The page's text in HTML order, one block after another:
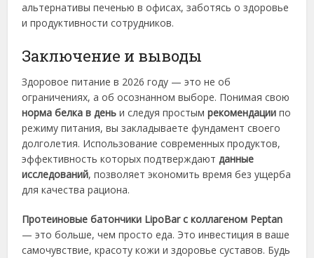
альтернативы печенью в офисах, заботясь о здоровье
и продуктивности сотрудников.
Заключение и выводы
Здоровое питание в 2026 году — это не об
ограничениях, а об осознанном выборе. Понимая свою
норма белка в день и следуя простымрекомендации по
режиму питания, вы закладываете фундамент своего
долголетия. Использование современных продуктов,
эффективность которых подтверждаютданные
исследований, позволяет экономить время без ущерба
для качества рациона.
Протеиновые батончики LipoBar с коллагеном Peptan
— это больше, чем просто еда. Это инвестиция в ваше
самочувствие, красоту кожи и здоровье суставов. Будь